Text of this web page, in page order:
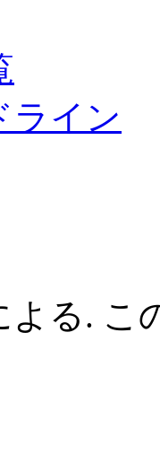
ライン
よる. こ